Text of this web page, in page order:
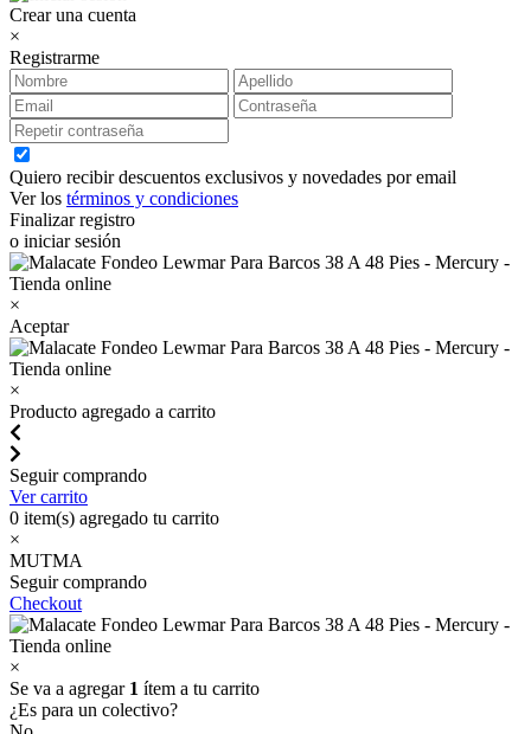
Crear una cuenta
×
Registrarme
Quiero recibir descuentos exclusivos y novedades por email
Ver los términos y condiciones
Finalizar registro
o iniciar sesión
×
Aceptar
×
Producto agregado a carrito
Seguir comprando
Ver carrito
0 item(s) agregado tu carrito
×
MUTMA
Seguir comprando
Checkout
×
Se va a agregar 1 ítem a tu carrito
¿Es para un colectivo?